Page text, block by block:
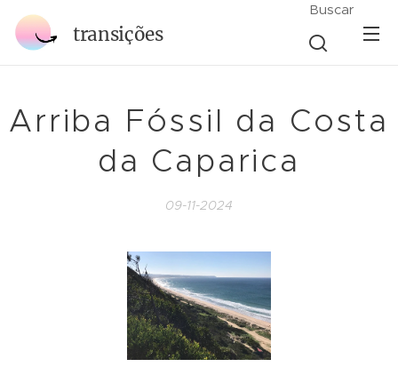
transições
Buscar
Arriba Fóssil da Costa
da Caparica
09-11-2024